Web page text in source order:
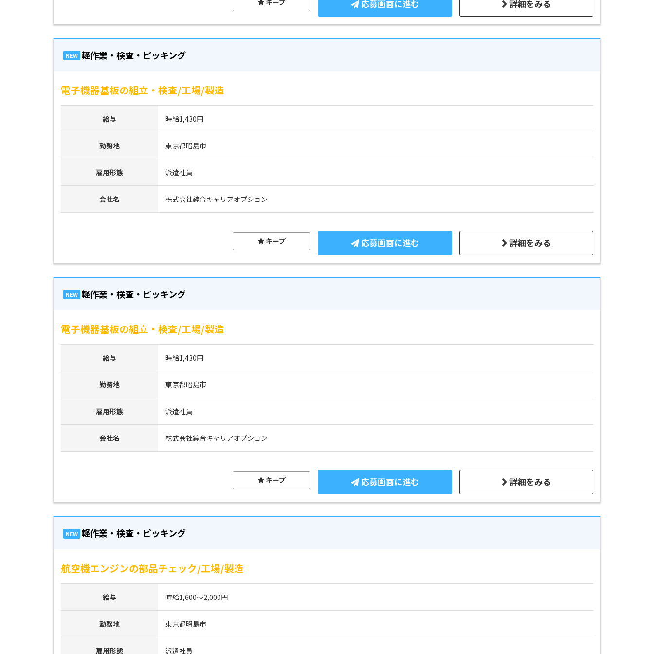
詳細をみる
応募画面に進む
NEW 軽作業・検査・ピッキング
電子機器基板の組立・検査/工場/製造
給与 時給1,430円
勤務地 東京都昭島市
雇用形態 派遣社員
会社名 株式会社綜合キャリアオプション
詳細をみる
応募画面に進む
キープ
NEW 軽作業・検査・ピッキング
電子機器基板の組立・検査/工場/製造
給与 時給1,430円
勤務地 東京都昭島市
雇用形態 派遣社員
会社名 株式会社綜合キャリアオプション
詳細をみる
応募画面に進む
キープ
NEW 軽作業・検査・ピッキング
航空機エンジンの部品チェック/工場/製造
給与 時給1,600～2,000円
勤務地 東京都昭島市
雇用形態 派遣社員